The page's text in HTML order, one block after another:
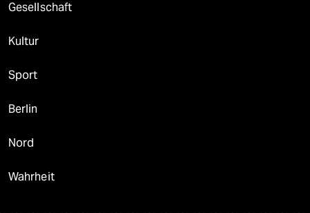
Gesellschaft
Kultur
Sport
Berlin
Nord
Wahrheit